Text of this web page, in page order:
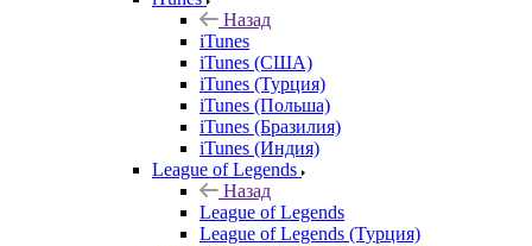
Назад
iTunes
iTunes (США)
iTunes (Турция)
iTunes (Польша)
iTunes (Бразилия)
iTunes (Индия)
League of Legends
Назад
League of Legends
League of Legends (Турция)